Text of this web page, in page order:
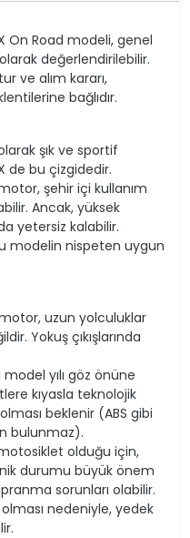
On Road modeli, genel
değerlendirilebilir.
ve alım kararı,
bağlıdır.
şık ve sportif
de bu çizgidedir.
şehir içi kullanım
Ancak, yüksek
yetersiz kalabilir.
modelin nispeten uygun
uzun yolculuklar
Yokuş çıkışlarında
model yılı göz önüne
kıyasla teknolojik
beklenir (ABS gibi
bulunmaz).
olduğu için,
durumu büyük önem
sorunları olabilir.
nedeniyle, yedek